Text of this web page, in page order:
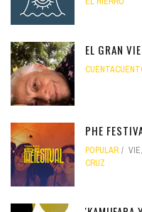
EL GRAN
PHE
POPULAR
CRUZ